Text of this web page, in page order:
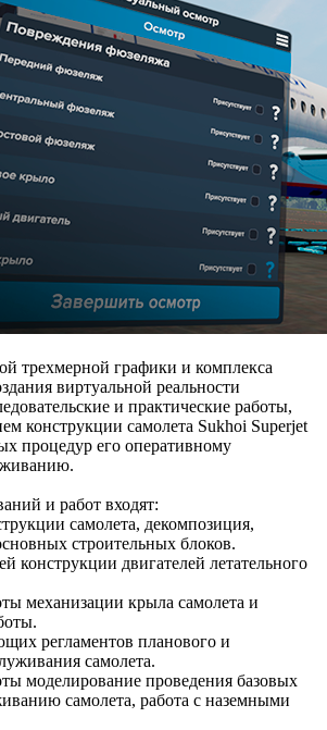
трехмерной графики и комплекса
виртуальной реальности
и практические работы,
конструкции самолета Sukhoi Superjet
процедур его оперативному
и работ входят:
самолета, декомпозиция,
строительных блоков.
конструкции двигателей летательного
механизации крыла самолета и
регламентов планового и
самолета.
моделирование проведения базовых
самолета, работа с наземными